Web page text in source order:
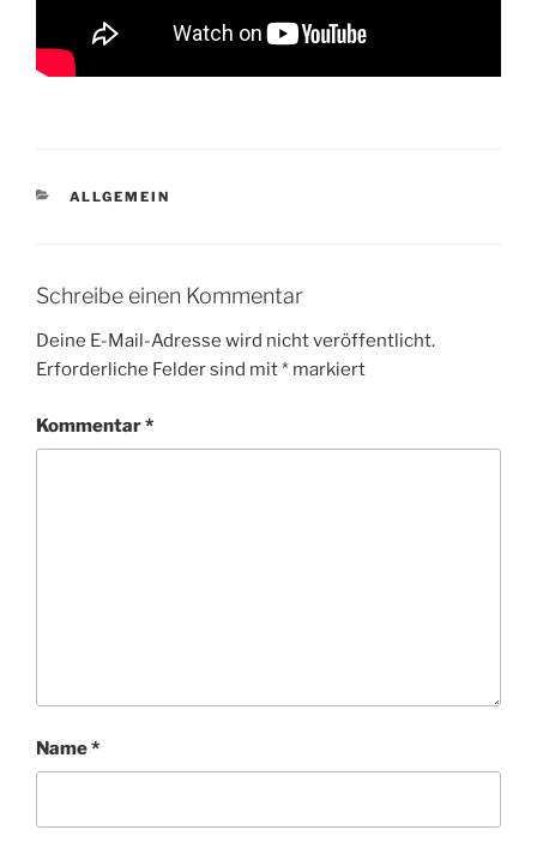
KATEGORIEN
ALLGEMEIN
Schreibe einen Kommentar
Deine E-Mail-Adresse wird nicht veröffentlicht.
Erforderliche Felder sind mit* markiert
Kommentar*
Name*